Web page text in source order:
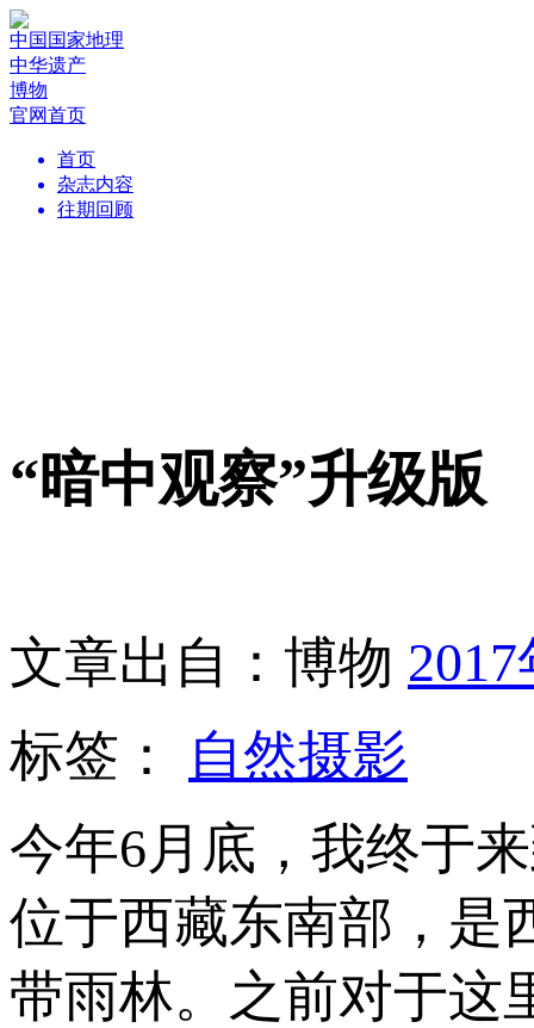
中国国家地理
中华遗产
博物
官网首页
首页
杂志内容
往期回顾
“暗中观察”升级版
文章出自：博物
标签：
自然摄影
今年6月底，我终于
位于西藏东南部，是
带雨林。之前对于这